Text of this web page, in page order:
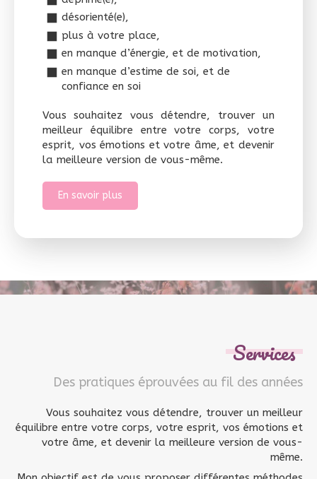
désorienté(e),
plus à votre place,
en manque d’énergie, et de motivation,
en manque d’estime de soi, et de
confiance en soi
Vous souhaitez vous détendre, trouver un
meilleur équilibre entre votre corps, votre
esprit, vos émotions et votre âme, et devenir
la meilleure version de vous-même.
En savoir plus
Services
Des pratiques éprouvées au fil des années
Vous souhaitez vous détendre, trouver un meilleur
équilibre entre votre corps, votre esprit, vos émotions et
votre âme, et devenir la meilleure version de vous-
même.